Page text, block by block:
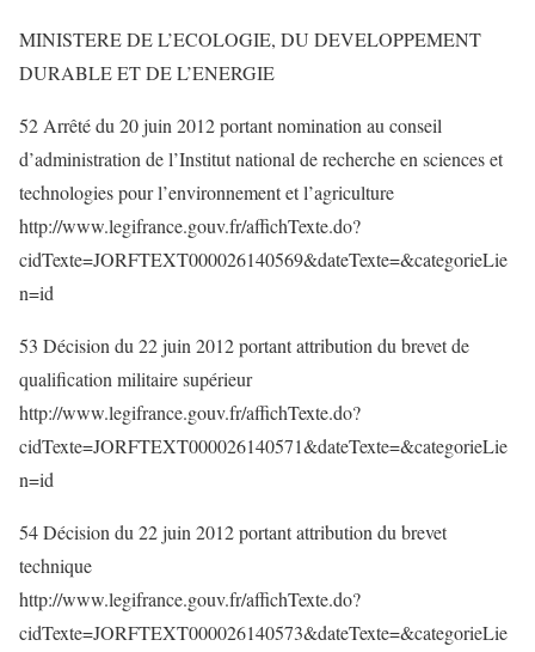
MINISTERE DE L’ECOLOGIE, DU DEVELOPPEMENT
DURABLE ET DE L’ENERGIE
52 Arrêté du 20 juin 2012 portant nomination au conseil
d’administration de l’Institut national de recherche en sciences et
technologies pour l’environnement et l’agriculture
http://www.legifrance.gouv.fr/affichTexte.do?
cidTexte=JORFTEXT000026140569&dateTexte=&categorieLie
n=id
53 Décision du 22 juin 2012 portant attribution du brevet de
qualification militaire supérieur
http://www.legifrance.gouv.fr/affichTexte.do?
cidTexte=JORFTEXT000026140571&dateTexte=&categorieLie
n=id
54 Décision du 22 juin 2012 portant attribution du brevet
technique
http://www.legifrance.gouv.fr/affichTexte.do?
cidTexte=JORFTEXT000026140573&dateTexte=&categorieLie